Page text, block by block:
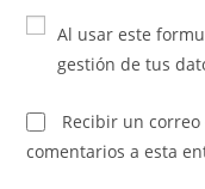
Al usar este
gestión de tus
Recibir un
comentarios a esta